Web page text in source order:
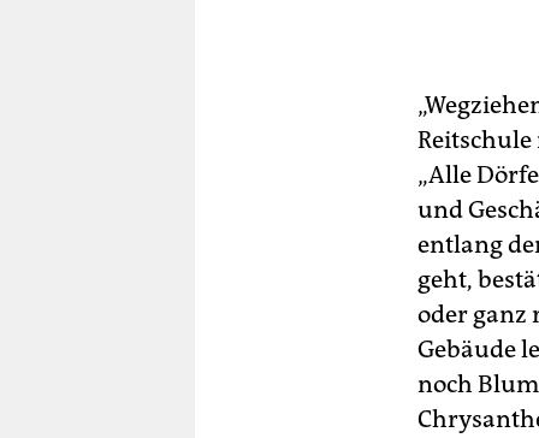
„Alle
und
entlang
geht,
oder ganz
Gebäude
noch